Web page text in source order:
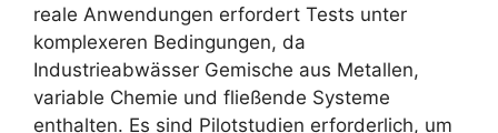
reale Anwendungen erfordert Tests unter
komplexeren Bedingungen, da
Industrieabwässer Gemische aus Metallen,
variable Chemie und fließende Systeme
enthalten. Es sind Pilotstudien erforderlich, um